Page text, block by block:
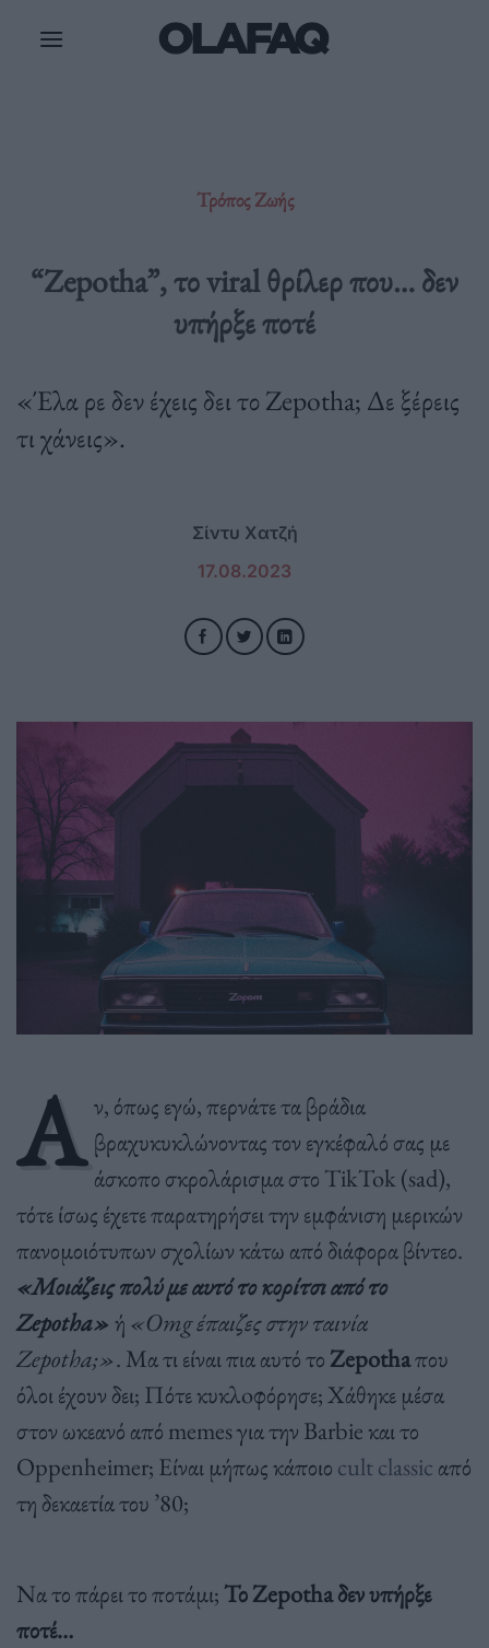
Τρόπος Ζωής
“Zepotha”, το viral θρίλερ που… δεν
υπήρξε ποτέ
«Έλα ρε δεν έχεις δει το Zepotha; Δε ξέρεις
τι χάνεις».
Σίντυ Χατζή
17.08.2023
Α ν, όπως εγώ, περνάτε τα βράδια
βραχυκυκλώνοντας τον εγκέφαλό σας με
άσκοπο σκρολάρισμα στο TikTok (sad),
τότε ίσως έχετε παρατηρήσει την εμφάνιση μερικών
πανομοιότυπων σχολίων κάτω από διάφορα βίντεο.
«Μοιάζεις πολύ με αυτό το κορίτσι από το
Zepotha» ή «Omg έπαιζες στην ταινία
Zepotha;». Μα τι είναι πια αυτό το Zepothaπου
όλοι έχουν δει; Πότε κυκλoφόρησε; Χάθηκε μέσα
στον ωκεανό από memes για την Barbie και το
Oppenheimer; Είναι μήπως κάποιο cult classic από
τη δεκαετία του ’80;
Να το πάρει το ποτάμι; Το Zepotha δεν υπήρξε
ποτέ…